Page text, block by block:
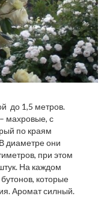
до 1,5 метров.
махровые, с
по краям
диаметре они
при этом
На каждом
которые
Аромат силный.